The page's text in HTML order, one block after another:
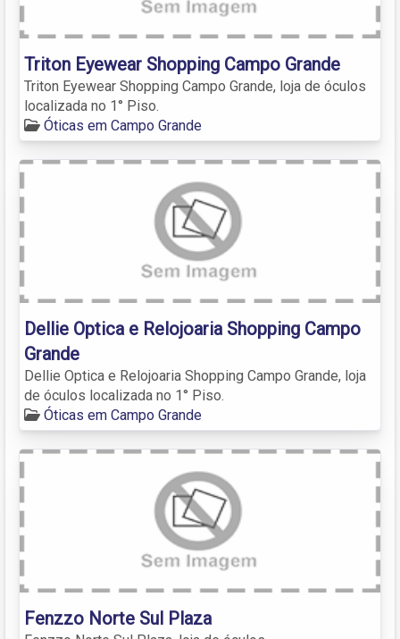
Triton Eyewear Shopping Campo Grande
Triton Eyewear Shopping Campo Grande, loja de óculos
localizada no 1° Piso.
Óticas em Campo Grande
Dellie Optica e Relojoaria Shopping Campo
Grande
Dellie Optica e Relojoaria Shopping Campo Grande, loja
de óculos localizada no 1° Piso.
Óticas em Campo Grande
Fenzzo Norte Sul Plaza